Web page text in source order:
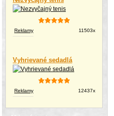
Reklamy 11503x
Vyhrievané sedadlá
Reklamy 12437x